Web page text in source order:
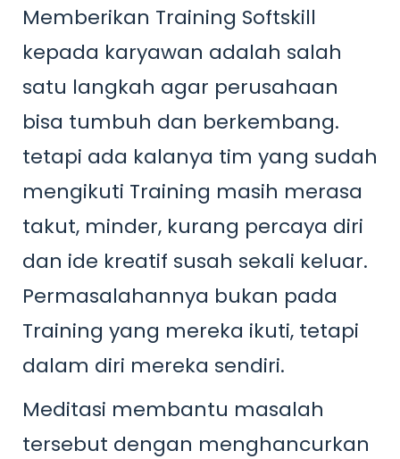
Memberikan Training Softskill
kepada karyawan adalah salah
satu langkah agar perusahaan
bisa tumbuh dan berkembang.
tetapi ada kalanya tim yang sudah
mengikuti Training masih merasa
takut, minder, kurang percaya diri
dan ide kreatif susah sekali keluar.
Permasalahannya bukan pada
Training yang mereka ikuti, tetapi
dalam diri mereka sendiri.
Meditasi membantu masalah
tersebut dengan menghancurkan